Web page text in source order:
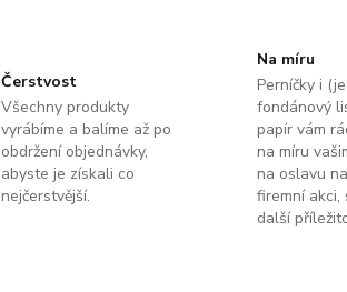
Čerstvost
Všechny produkty
vyrábíme a balíme až po
obdržení objednávky,
abyste je získali co
nejčerstvější.
Na míru
Perníčky i
fondánový
papír vám
na míru
na oslavu
firemní akci,
další